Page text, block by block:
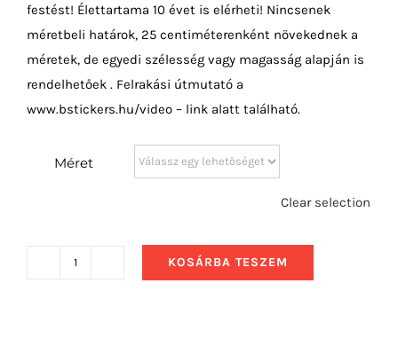
festést! Élettartama 10 évet is elérheti! Nincsenek
méretbeli határok, 25 centiméterenként növekednek a
méretek, de egyedi szélesség vagy magasság alapján is
rendelhetőek . Felrakási útmutató a
www.bstickers.hu/video – link alatt található.
Méret
Clear selection
KOSÁRBA TESZEM